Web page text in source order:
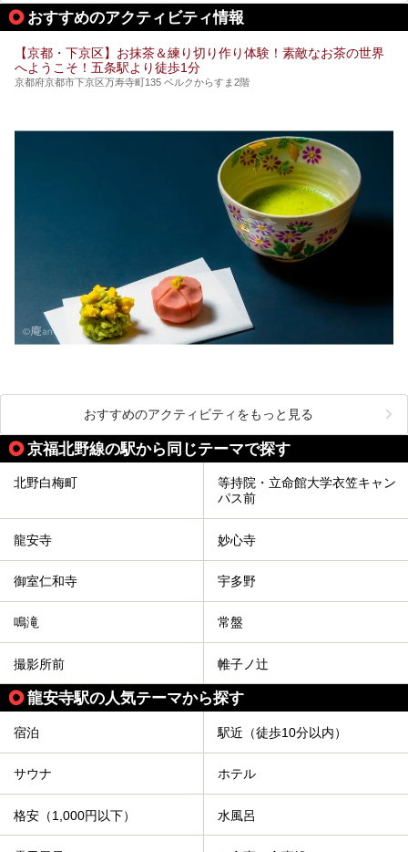
おすすめのアクティビティ情報
【京都・下京区】お抹茶＆練り切り作り体験！素敵なお茶の世界
へようこそ！五条駅より徒歩1分
京都府京都市下京区万寿寺町135 ベルクからすま2階
おすすめのアクティビティをもっと見る
京福北野線の駅から同じテーマで探す
北野白梅町
等持院・立命館大学衣笠キャン
パス前
龍安寺 妙心寺
御室仁和寺 宇多野
鳴滝 常盤
撮影所前 帷子ノ辻
龍安寺駅の人気テーマから探す
宿泊 駅近（徒歩10分以内）
サウナ ホテル
格安（1,000円以下） 水風呂